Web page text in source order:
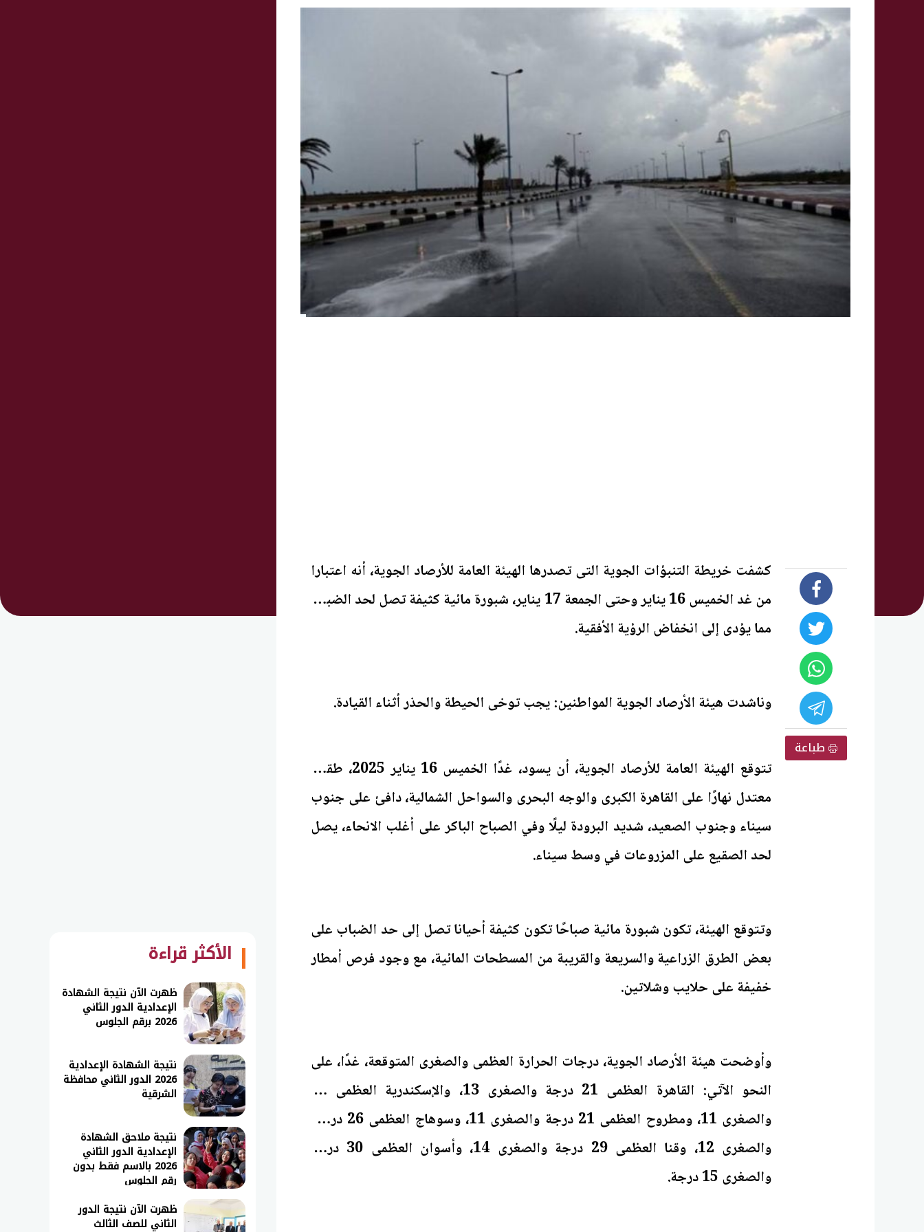
طباعة
كشفت خريطة التنبؤات الجوية التى تصدرها الهيئة العامة للأرصاد الجوية، أنه اعتبارا
من غد الخميس 16 يناير وحتى الجمعة 17 يناير، شبورة مائية كثيفة تصل لحد الضباب
مما يؤدى إلى انخفاض الرؤية الأفقية.
وناشدت هيئة الأرصاد الجوية المواطنين: يجب توخى الحيطة والحذر أثناء القيادة.
تتوقع الهيئة العامة للأرصاد الجوية، أن يسود، غدًا الخميس 16 يناير 2025، طقس
معتدل نهارًا على القاهرة الكبرى والوجه البحرى والسواحل الشمالية، دافئ على جنوب
سيناء وجنوب الصعيد، شديد البرودة ليلًا وفي الصباح الباكر على أغلب الانحاء، يصل
لحد الصقيع على المزروعات في وسط سيناء.
وتتوقع الهيئة، تكون شبورة مائية صباحًا تكون كثيفة أحيانا تصل إلى حد الضباب على
بعض الطرق الزراعية والسريعة والقريبة من المسطحات المائية، مع وجود فرص أمطار
خفيفة على حلايب وشلاتين.
وأوضحت هيئة الأرصاد الجوية، درجات الحرارة العظمى والصغرى المتوقعة، غدًا، على
النحو الآتي: القاهرة العظمى 21 درجة والصغرى 13، والإسكندرية العظمى 21
والصغرى 11، ومطروح العظمى 21 درجة والصغرى 11، وسوهاج العظمى 26 درجة،
والصغرى 12، وقنا العظمى 29 درجة والصغرى 14، وأسوان العظمى 30 درجة
والصغرى 15 درجة.
الأكثر قراءة
ظهرت الآن نتيجة الشهادة
الإعدادية الدور الثاني
2026 برقم الجلوس
نتيجة الشهادة الإعدادية
2026 الدور الثاني محافظة
الشرقية
نتيجة ملاحق الشهادة
الإعدادية الدور الثاني
2026 بالاسم فقط بدون
رقم الجلوس
ظهرت الآن نتيجة الدور
الثاني للصف الثالث